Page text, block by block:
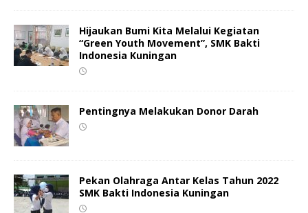
Hijaukan Bumi Kita Melalui Kegiatan
“Green Youth Movement”, SMK Bakti
Indonesia Kuningan
Pentingnya Melakukan Donor Darah
Pekan Olahraga Antar Kelas Tahun 2022
SMK Bakti Indonesia Kuningan